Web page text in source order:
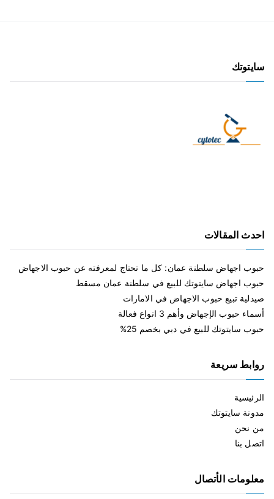
سايتوتك
احدث المقالات
حبوب اجهاض سلطنة عمان: كل ما تحتاج لمعرفته عن حبوب الاجهاض
حبوب اجهاض سايتوتك للبيع في سلطنة عمان مسقط
صيدلية تبيع حبوب الاجهاض في الامارات
أسماء حبوب الإجهاض وأهم 3 انواع فعالة
حبوب سايتوتك للبيع في دبي بخصم 25%
روابط سريعة
الرئيسية
مدونة سايتوتك
من نحن
اتصل بنا
معلومات الأتصال